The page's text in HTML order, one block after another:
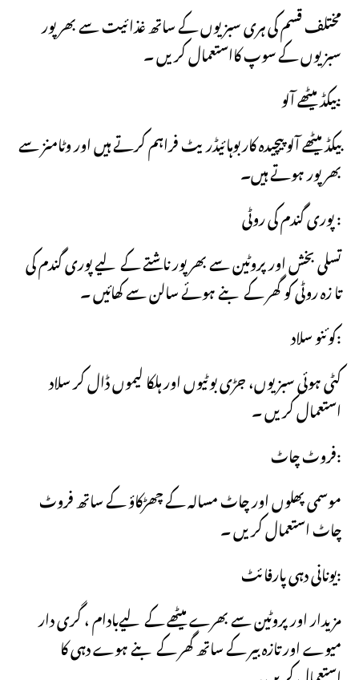
مختلف قسم کی ہری سبزیوں کے ساتھ غذائیت سے بھرپور
سبزیوں کے سوپ کااستعمال کریں ۔
بیکڈ میٹھے آلو:
بیکڈ میٹھے آلو پیچیدہ کاربوہائیڈریٹ فراہم کرتے ہیں اور وٹامنز سے
بھرپور ہوتے ہیں۔
پوری گندم کی روٹی :
تسلی بخش اور پروٹین سے بھرپور ناشتے کے لیے پوری گندم کی
تا زہ روٹی کو گھر کے بنے ہوئے سالن سے کھائیں ۔
کوئنو سلاد:
کٹی ہوئی سبزیوں، جڑی بوٹیوں اور ہلکا لیموں ڈال کر سلاد
استعمال کریں ۔
فروٹ چاٹ:
موسمی پھلوں اور چاٹ مسالہ کے چھڑکاؤ کے ساتھ فروٹ
چاٹ استعمال کریں ۔
یونانی دہی پارفائٹ:
مزیدار اور پروٹین سے بھرے میٹھے کے لیےبادام ، گری دار
میوے اور تازہ بیر کے ساتھ گھر کے بنے ہوے دہی کا